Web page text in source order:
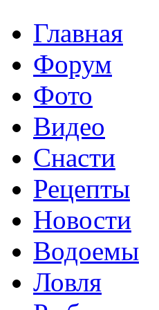
Главная
Форум
Фото
Видео
Снасти
Рецепты
Новости
Водоемы
Ловля